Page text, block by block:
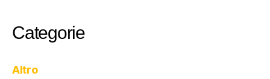
Categorie
Altro